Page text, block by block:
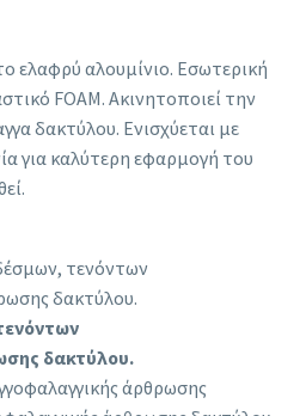
ελαφρύ αλουμίνιο. Εσωτερική
FOAM. Ακινητοποιεί την
δακτύλου. Ενισχύεται με
για καλύτερη εφαρμογή του
τενόντων
δακτύλου.
δακτύλου.
άρθρωσης